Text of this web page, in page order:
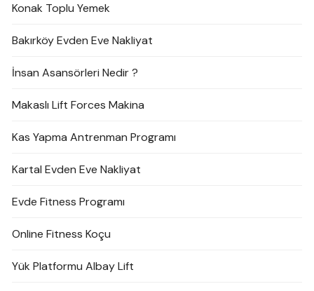
Konak Toplu Yemek
Bakırköy Evden Eve Nakliyat
İnsan Asansörleri Nedir ?
Makaslı Lift Forces Makina
Kas Yapma Antrenman Programı
Kartal Evden Eve Nakliyat
Evde Fitness Programı
Online Fitness Koçu
Yük Platformu Albay Lift